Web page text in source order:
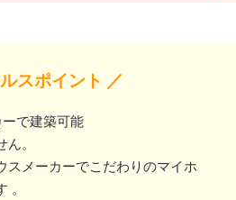
スポイント ／
で建築可能
。
メーカーでこだわりのマイホ
。